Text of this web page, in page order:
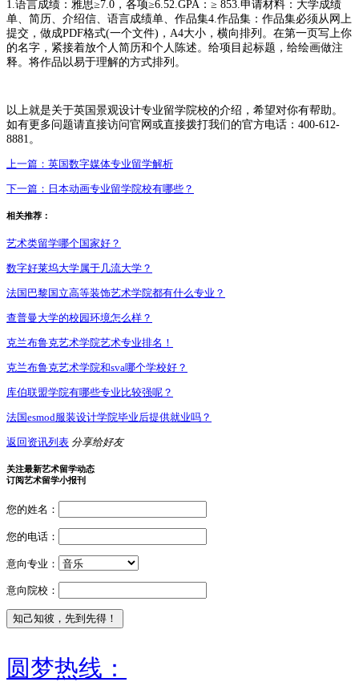
1.语言成绩：雅思≥7.0，各项≥6.52.GPA：≥ 853.申请材料：大学成绩
单、简历、介绍信、语言成绩单、作品集4.作品集：作品集必须从网上
提交，做成PDF格式(一个文件)，A4大小，横向排列。在第一页写上你
的名字，紧接着放个人简历和个人陈述。给项目起标题，给绘画做注
释。将作品以易于理解的方式排列。
以上就是关于英国景观设计专业留学院校的介绍，希望对你有帮助。
如有更多问题请直接访问官网或直接拨打我们的官方电话：400-612-
8881。
上一篇： 英国数字媒体专业留学解析
下一篇： 日本动画专业留学院校有哪些？
相关推荐：
艺术类留学哪个国家好？
数字好莱坞大学属于几流大学？
法国巴黎国立高等装饰艺术学院都有什么专业？
查普曼大学的校园环境怎么样？
克兰布鲁克艺术学院艺术专业排名！
克兰布鲁克艺术学院和sva哪个学校好？
库伯联盟学院有哪些专业比较强呢？
法国esmod服装设计学院毕业后提供就业吗？
返回资讯列表 分享给好友
关注最新艺术留学动态
订阅艺术留学小报刊
您的姓名：
您的电话：
意向专业：
意向院校：
圆梦热线：